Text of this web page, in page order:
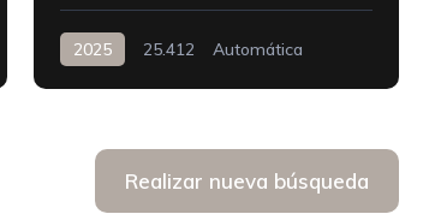
2025 25.412 Automática
Realizar nueva búsqueda